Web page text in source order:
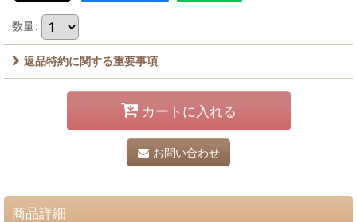
数量:
返品特約に関する重要事項
カートに入れる
お問い合わせ
商品詳細